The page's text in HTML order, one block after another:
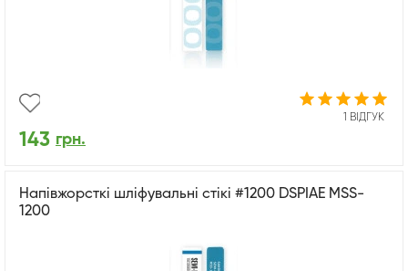
1 ВІДГУК
143 грн.
Напівжорсткі шліфувальні стікі #1200 DSPIAE MSS-
1200